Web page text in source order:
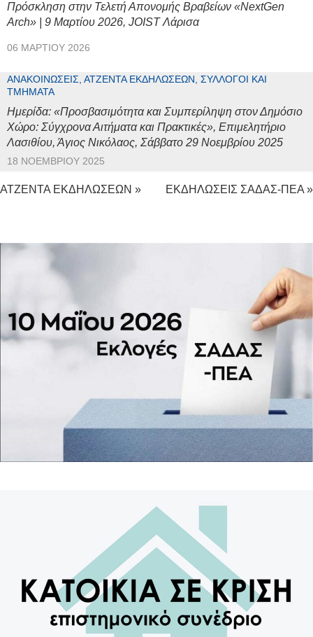
Πρόσκληση στην Τελετή Απονομής Βραβείων «NextGen
Arch» | 9 Μαρτίου 2026, JOIST Λάρισα
06 ΜΑΡΤΊΟΥ 2026
ΑΝΑΚΟΙΝΏΣΕΙΣ, ΑΤΖΈΝΤΑ ΕΚΔΗΛΏΣΕΩΝ, ΣΎΛΛΟΓΟΙ ΚΑΙ
ΤΜΉΜΑΤΑ
Ημερίδα: «Προσβασιμότητα και Συμπερίληψη στον Δημόσιο
Χώρο: Σύγχρονα Αιτήματα και Πρακτικές», Επιμελητήριο
Λασιθίου, Άγιος Νικόλαος, Σάββατο 29 Νοεμβρίου 2025
18 ΝΟΕΜΒΡΊΟΥ 2025
ΑΤΖΕΝΤΑ ΕΚΔΗΛΩΣΕΩΝ » ΕΚΔΗΛΩΣΕΙΣ ΣΑΔΑΣ-ΠΕΑ »